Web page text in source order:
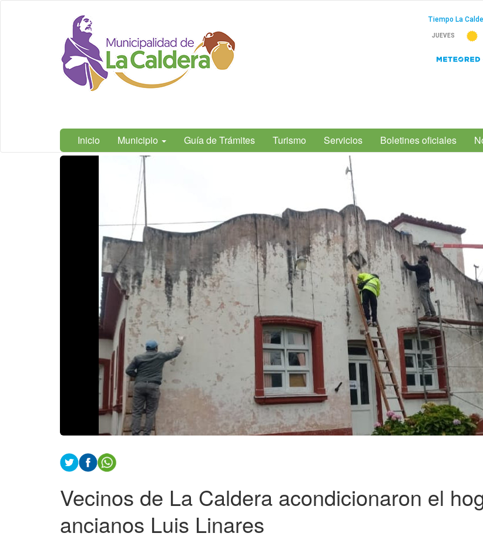
Municipalidad
de La
Caldera,
Salta
Inicio Municipio Guía de Trámites Turismo Servicios Boletines oficiales
Contenido
principal
Vecinos de La Caldera acondicionaron el
ancianos Luis Linares